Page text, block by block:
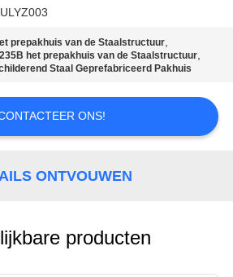
prepakhuis van de Staalstructuur,
het prepakhuis van de Staalstructuur,
Staal Geprefabriceerd Pakhuis
ONS!
ONTVOUWEN
producten